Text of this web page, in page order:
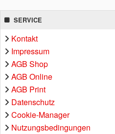
SERVICE
Kontakt
Impressum
AGB Shop
AGB Online
AGB Print
Datenschutz
Cookie-Manager
Nutzungsbedingungen